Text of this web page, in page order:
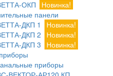
ОКП
Новинка!
панели
ДКП 1
Новинка!
ДКП 2
Новинка!
ДКП 3
Новинка!
приборы